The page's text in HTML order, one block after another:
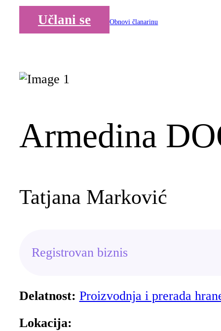
Učlani se Obnovi članarinu
Armedina
Tatjana Marković
Registrovan biznis
Delatnost: Proizvodnja i prerada
Lokacija: